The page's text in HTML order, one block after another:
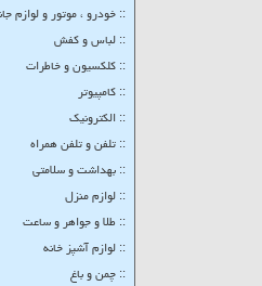
:: خودرو ، موتور و لوازم
:: لباس و کفش
:: کلکسیون و خاطرات
:: کامپیوتر
:: الکترونیک
:: تلفن و تلفن همراه
:: بهداشت و سلامتی
:: لوازم منزل
:: طلا و جواهر و ساعت
:: لوازم آشپز خانه
:: چمن و باغ